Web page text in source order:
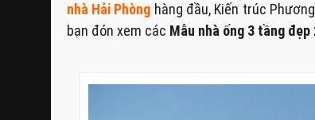
nhà Hải Phòng hàng đầu, Kiến trúc
bạn đón xem các Mẫu nhà ống 3 tầng đẹp